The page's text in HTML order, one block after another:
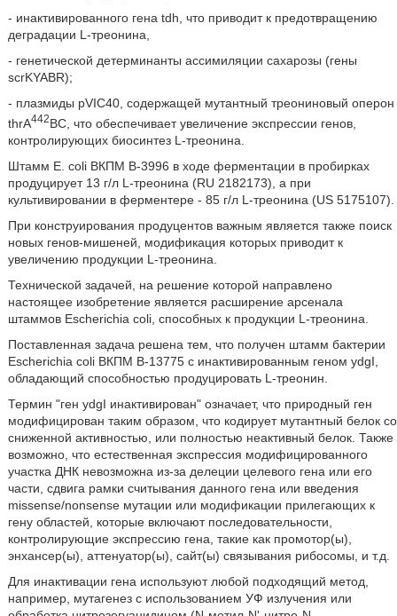
- инактивированного гена tdh, что приводит к предотвращению
деградации L-треонина,
- генетической детерминанты ассимиляции сахарозы (гены
scrKYABR);
- плазмиды pVIC40, содержащей мутантный треониновый оперон
thrA442BC, что обеспечивает увеличение экспрессии генов,
контролирующих биосинтез L-треонина.
Штамм Е. coli ВКПМ В-3996 в ходе ферментации в пробирках
продуцирует 13 г/л L-треонина (RU 2182173), а при
культивировании в ферментере - 85 г/л L-треонина (US 5175107).
При конструирования продуцентов важным является также поиск
новых генов-мишеней, модификация которых приводит к
увеличению продукции L-треонина.
Технической задачей, на решение которой направлено
настоящее изобретение является расширение арсенала
штаммов Escherichia coli, способных к продукции L-треонина.
Поставленная задача решена тем, что получен штамм бактерии
Escherichia coli ВКПМ В-13775 с инактивированным геном ydgI,
обладающий способностью продуцировать L-треонин.
Термин "ген ydgI инактивирован" означает, что природный ген
модифицирован таким образом, что кодирует мутантный белок со
сниженной активностью, или полностью неактивный белок. Также
возможно, что естественная экспрессия модифицированного
участка ДНК невозможна из-за делеции целевого гена или его
части, сдвига рамки считывания данного гена или введения
missense/nonsense мутации или модификации прилегающих к
гену областей, которые включают последовательности,
контролирующие экспрессию гена, такие как промотор(ы),
энхансер(ы), аттенуатор(ы), сайт(ы) связывания рибосомы, и т.д.
Для инактивации гена используют любой подходящий метод,
например, мутагенез с использованием УФ излучения или